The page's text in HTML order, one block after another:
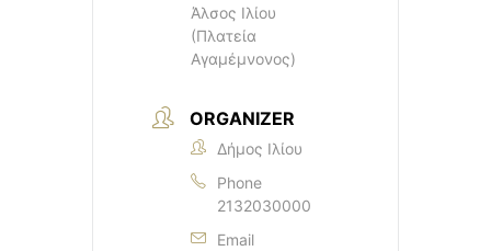
Άλσος Ιλίου
(Πλατεία
Αγαμέμνονος)
ORGANIZER
Δήμος Ιλίου
Phone
2132030000
Email